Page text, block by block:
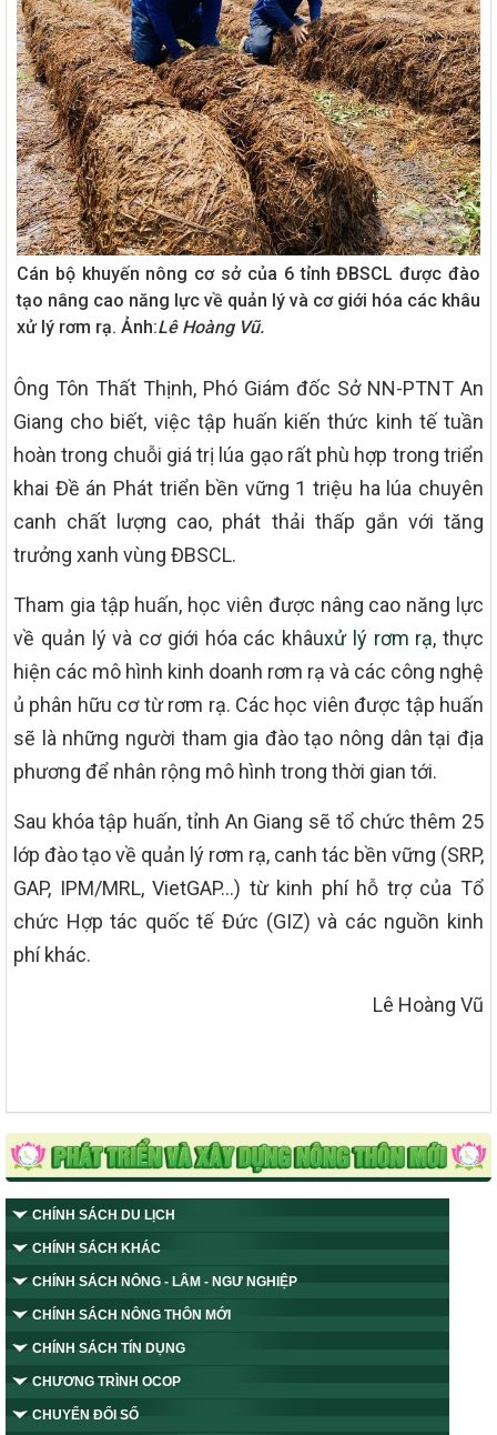
Cán bộ khuyến nông cơ sở của 6 tỉnh ĐBSCL được đào
tạo nâng cao năng lực về quản lý và cơ giới hóa các khâu
xử lý rơm rạ. Ảnh:Lê Hoàng Vũ.
Ông Tôn Thất Thịnh, Phó Giám đốc Sở NN-PTNT An
Giang cho biết, việc tập huấn kiến thức kinh tế tuần
hoàn trong chuỗi giá trị lúa gạo rất phù hợp trong triển
khai Đề án Phát triển bền vững 1 triệu ha lúa chuyên
canh chất lượng cao, phát thải thấp gắn với tăng
trưởng xanh vùng ĐBSCL.
Tham gia tập huấn, học viên được nâng cao năng lực
về quản lý và cơ giới hóa các khâuxử lý rơm rạ, thực
hiện các mô hình kinh doanh rơm rạ và các công nghệ
ủ phân hữu cơ từ rơm rạ. Các học viên được tập huấn
sẽ là những người tham gia đào tạo nông dân tại địa
phương để nhân rộng mô hình trong thời gian tới.
Sau khóa tập huấn, tỉnh An Giang sẽ tổ chức thêm 25
lớp đào tạo về quản lý rơm rạ, canh tác bền vững (SRP,
GAP, IPM/MRL, VietGAP…) từ kinh phí hỗ trợ của Tổ
chức Hợp tác quốc tế Đức (GIZ) và các nguồn kinh
phí khác.
Lê Hoàng Vũ
CHÍNH SÁCH DU LỊCH
CHÍNH SÁCH KHÁC
CHÍNH SÁCH NÔNG - LÂM - NGƯ NGHIỆP
CHÍNH SÁCH NÔNG THÔN MỚI
CHÍNH SÁCH TÍN DỤNG
CHƯƠNG TRÌNH OCOP
CHUYỂN ĐỔI SỐ